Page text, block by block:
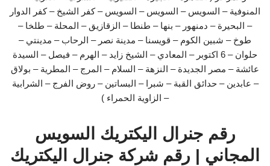
المنوفية – السويس – السويس – السويس – كفر الشيخ – كفر الدوار
– البحيرة – دمنهور – بنها – طنطا – الزقازيق – المحلة – طلخا –
طوخ – شبين الكوم – قويسنا – مدينة نصر – الرحاب – مدينتي –
حلوان – 6 اكتوبر – المعادي – الشيخ زايد – الهرم – فيصل – السيدة
عائشة – مصر الجديدة – النزهة – السلام – المرج – المطرية – بولاق
– عابدين – حدائق القبة – شبرا – البساتين – روض الفرج – الشرابية
– الزاوية الحمراء )
رقم جنرال اليكتريك السويس
المجاني | رقم شركة جنرال اليكتريك